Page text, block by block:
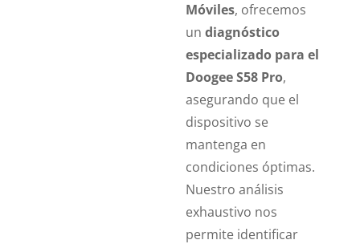
Móviles, ofrecemos
undiagnóstico
especializado para el
Doogee S58 Pro,
asegurando que el
dispositivo se
mantenga en
condiciones óptimas.
Nuestro análisis
exhaustivo nos
permite identificar